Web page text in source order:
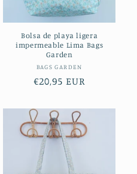
Bolsa de playa ligera
impermeable Lima Bags
Garden
Proveedor:
BAGS GARDEN
Precio
€20,95 EUR